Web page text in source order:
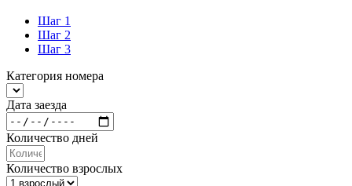
Шаг 1
Шаг 2
Шаг 3
Категория номера
Дата заезда
Количество дней
Количество взрослых